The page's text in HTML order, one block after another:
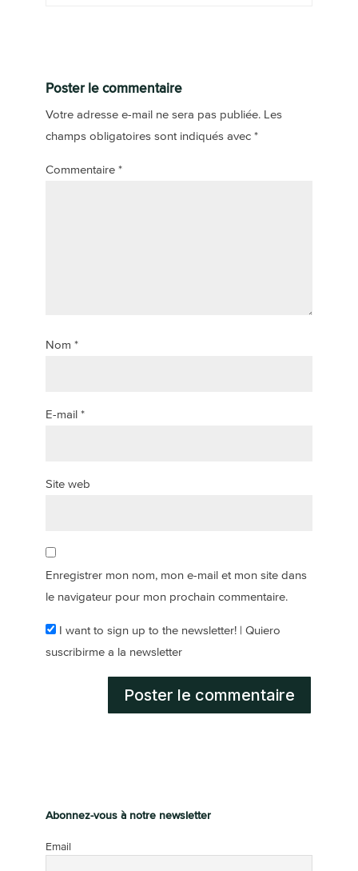
Poster le commentaire
Votre adresse e-mail ne sera pas publiée.
Les
champs obligatoires sont indiqués avec *
Commentaire *
Nom *
E-mail *
Site web
Enregistrer mon nom, mon e-mail et mon site dans
le navigateur pour mon prochain commentaire.
I want to sign up to the newsletter! | Quiero
suscribirme a la newsletter
Abonnez-vous à notre newsletter
Email